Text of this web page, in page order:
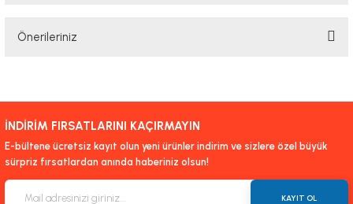
Önerileriniz
yetersiz gördüğünüz noktaları öneri formunu kullanarak tarafımıza
iletebilirsiniz.
Görüş ve önerileriniz için teşekkür ederiz.
Ürün açıklamasında eksik bilgiler bulunuyor.
İNDİRİM FIRSATLARINI KAÇIRMAYIN
E-bültene ücretsiz kayıt olun yeni ürünler indirim ve sizlere özel büyük
sürpriz fırsatlardan anında haberiniz olsun!
KAYIT OL